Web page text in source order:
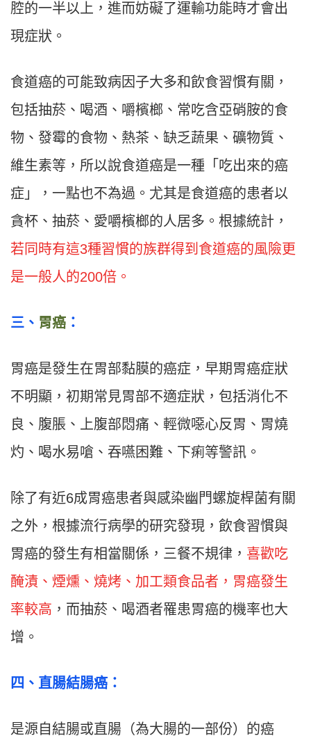
腔的一半以上，進而妨礙了運輸功能時才會出
現症狀。
食道癌的可能致病因子大多和飲食習慣有關，
包括抽菸、喝酒、嚼檳榔、常吃含亞硝胺的食
物、發霉的食物、熱茶、缺乏蔬果、礦物質、
維生素等，所以說食道癌是一種「吃出來的癌
症」，一點也不為過。尤其是食道癌的患者以
貪杯、抽菸、愛嚼檳榔的人居多。根據統計，
若同時有這3種習慣的族群得到食道癌的風險更
是一般人的200倍。
三 、 胃癌 ：
胃癌是發生在胃部黏膜的癌症，早期胃癌症狀
不明顯，初期常見胃部不適症狀，包括消化不
良、腹脹、上腹部悶痛、輕微噁心反胃、胃燒
灼、喝水易嗆、吞嚥困難、下痢等警訊。
除了有近6成胃癌患者與感染幽門螺旋桿菌有關
之外，根據流行病學的研究發現，飲食習慣與
胃癌的發生有相當關係，三餐不規律， 喜歡吃
醃漬、煙燻、燒烤、加工類食品者，胃癌發生
率較高 ，而抽菸、喝酒者罹患胃癌的機率也大
增。
四 、 直腸結腸癌：
是源自結腸或直腸（為大腸的一部份）的癌